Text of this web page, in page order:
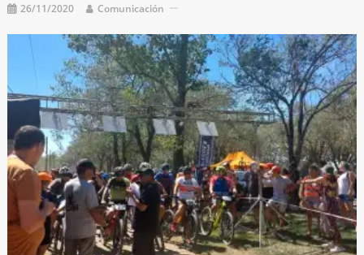
26/11/2020 Comunicación